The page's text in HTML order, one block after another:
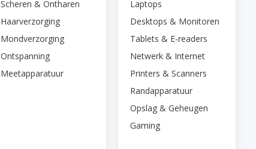
Scheren & Ontharen
Haarverzorging
Mondverzorging
Ontspanning
Meetapparatuur
Laptops
Desktops & Monitoren
Tablets & E-readers
Netwerk & Internet
Printers & Scanners
Randapparatuur
Opslag & Geheugen
Gaming